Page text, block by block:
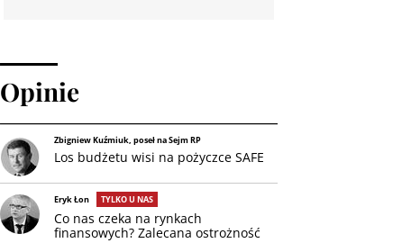
Opinie
Zbigniew Kuźmiuk, poseł na Sejm RP
Los budżetu wisi na pożyczce SAFE
Eryk Łon TYLKO U NAS
Co nas czeka na rynkach
finansowych? Zalecana ostrożność